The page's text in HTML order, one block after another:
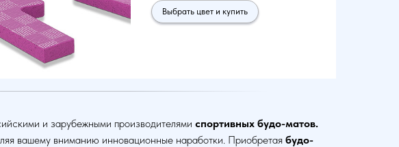
Выбрать цвет и купить
и зарубежными производителями спортивных будо-матов.
вашему вниманию инновационные наработки. Приобретая будо-